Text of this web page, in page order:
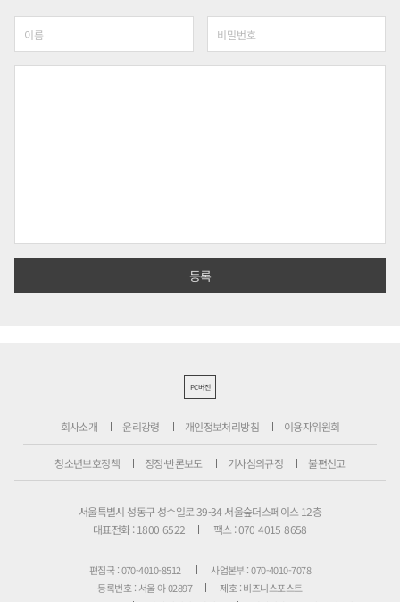
PC버전
회사소개 윤리강령 개인정보처리방침 이용자위원회
청소년보호정책 정정·반론보도 기사심의규정 불편신고
서울특별시 성동구 성수일로 39-34 서울숲더스페이스 12층
대표전화 : 1800-6522
팩스 : 070-4015-8658
편집국 : 070-4010-8512
사업본부 : 070-4010-7078
등록번호 : 서울 아 02897
제호 : 비즈니스포스트